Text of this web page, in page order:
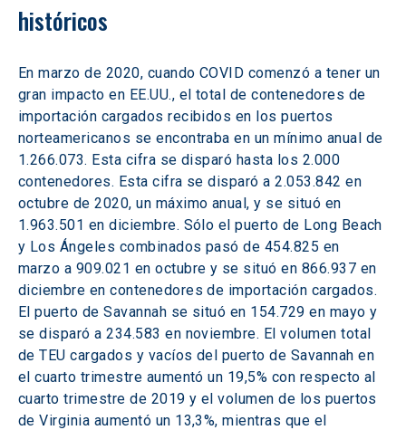
históricos
En marzo de 2020, cuando COVID comenzó a tener un
gran impacto en EE.UU., el total de contenedores de
importación cargados recibidos en los puertos
norteamericanos se encontraba en un mínimo anual de
1.266.073. Esta cifra se disparó hasta los 2.000
contenedores. Esta cifra se disparó a 2.053.842 en
octubre de 2020, un máximo anual, y se situó en
1.963.501 en diciembre. Sólo el puerto de Long Beach
y Los Ángeles combinados pasó de 454.825 en
marzo a 909.021 en octubre y se situó en 866.937 en
diciembre en contenedores de importación cargados.
El puerto de Savannah se situó en 154.729 en mayo y
se disparó a 234.583 en noviembre. El volumen total
de TEU cargados y vacíos del puerto de Savannah en
el cuarto trimestre aumentó un 19,5% con respecto al
cuarto trimestre de 2019 y el volumen de los puertos
de Virginia aumentó un 13,3%, mientras que el